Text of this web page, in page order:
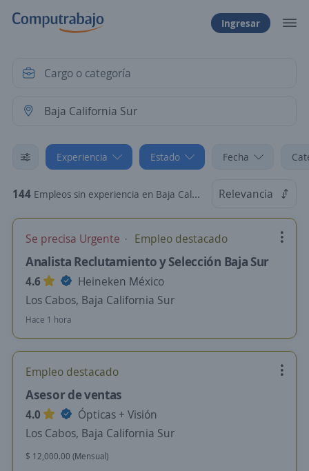
Ingresar
Experiencia Estado Fecha
144 Empleos sin experiencia en Baja California Sur Relevancia
Se precisa Urgente Empleo destacado
Analista Reclutamiento y Selección Baja Sur
4.6
Heineken México
Los Cabos, Baja California Sur
Hace 1 hora
Empleo destacado
Asesor de ventas
4.0
Ópticas + Visión
Los Cabos, Baja California Sur
$ 12,000.00 (Mensual)